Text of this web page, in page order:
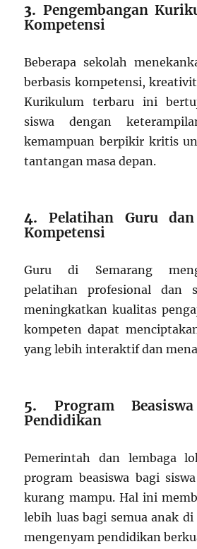
3. Pengembangan
Kompetensi
Beberapa sekolah
berbasis kompetensi,
Kurikulum terbaru ini
siswa dengan
kemampuan berpikir kritis
tantangan masa depan.
4. Pelatihan Guru
Kompetensi
Guru di Semarang
pelatihan profesional dan
meningkatkan kualitas
kompeten dapat
yang lebih interaktif dan
5. Program
Pendidikan
Pemerintah dan lembaga
program beasiswa bagi
kurang mampu. Hal ini
lebih luas bagi semua anak
mengenyam pendidikan